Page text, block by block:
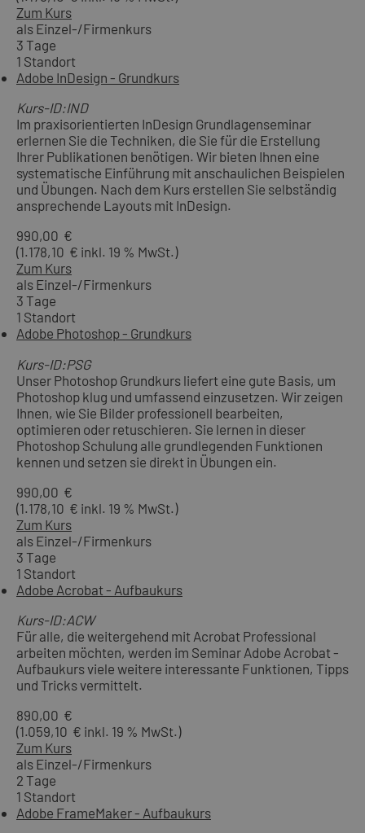
Zum Kurs
als Einzel-/Firmenkurs
3 Tage
1 Standort
Adobe InDesign - Grundkurs
Kurs-ID:IND
Im praxisorientierten InDesign Grundlagenseminar
erlernen Sie die Techniken, die Sie für die Erstellung
Ihrer Publikationen benötigen. Wir bieten Ihnen eine
systematische Einführung mit anschaulichen Beispielen
und Übungen. Nach dem Kurs erstellen Sie selbständig
ansprechende Layouts mit InDesign.
990,00 €
(1.178,10 € inkl. 19 % MwSt.)
Zum Kurs
als Einzel-/Firmenkurs
3 Tage
1 Standort
Adobe Photoshop - Grundkurs
Kurs-ID:PSG
Unser Photoshop Grundkurs liefert eine gute Basis, um
Photoshop klug und umfassend einzusetzen. Wir zeigen
Ihnen, wie Sie Bilder professionell bearbeiten,
optimieren oder retuschieren. Sie lernen in dieser
Photoshop Schulung alle grundlegenden Funktionen
kennen und setzen sie direkt in Übungen ein.
990,00 €
(1.178,10 € inkl. 19 % MwSt.)
Zum Kurs
als Einzel-/Firmenkurs
3 Tage
1 Standort
Adobe Acrobat - Aufbaukurs
Kurs-ID:ACW
Für alle, die weitergehend mit Acrobat Professional
arbeiten möchten, werden im Seminar Adobe Acrobat -
Aufbaukurs viele weitere interessante Funktionen, Tipps
und Tricks vermittelt.
890,00 €
(1.059,10 € inkl. 19 % MwSt.)
Zum Kurs
als Einzel-/Firmenkurs
2 Tage
1 Standort
Adobe FrameMaker - Aufbaukurs